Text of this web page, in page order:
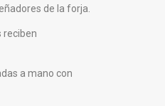
de la forja.
reciben
a mano con